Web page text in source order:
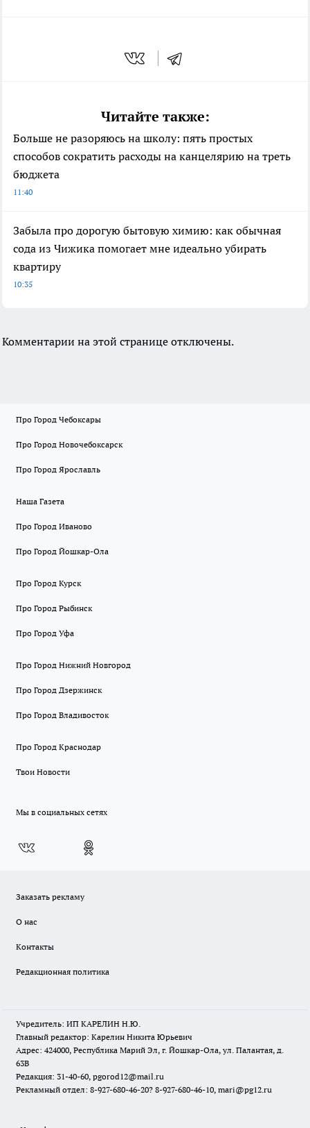
Читайте также:
Больше не разоряюсь на школу: пять простых
способов сократить расходы на канцелярию на треть
бюджета
11:40
Забыла про дорогую бытовую химию: как обычная
сода из Чижика помогает мне идеально убирать
квартиру
10:35
Комментарии на этой странице отключены.
Про Город Чебоксары
Про Город Новочебоксарск
Про Город Ярославль
Наша Газета
Про Город Иваново
Про Город Йошкар-Ола
Про Город Курск
Про Город Рыбинск
Про Город Уфа
Про Город Нижний Новгород
Про Город Дзержинск
Про Город Владивосток
Про Город Краснодар
Твои Новости
Мы в социальных сетях
Заказать рекламу
О нас
Контакты
Редакционная политика
Учредитель: ИП КАРЕЛИН Н.Ю.
Главный редактор: Карелин Никита Юрьевич
Адрес: 424000, Республика Марий Эл, г. Йошкар-Ола, ул. Палантая, д.
63В
Редакция: 31-40-60, pgorod12@mail.ru
Рекламный отдел: 8-927-680-46-20? 8-927-680-46-10, mari@pg12.ru